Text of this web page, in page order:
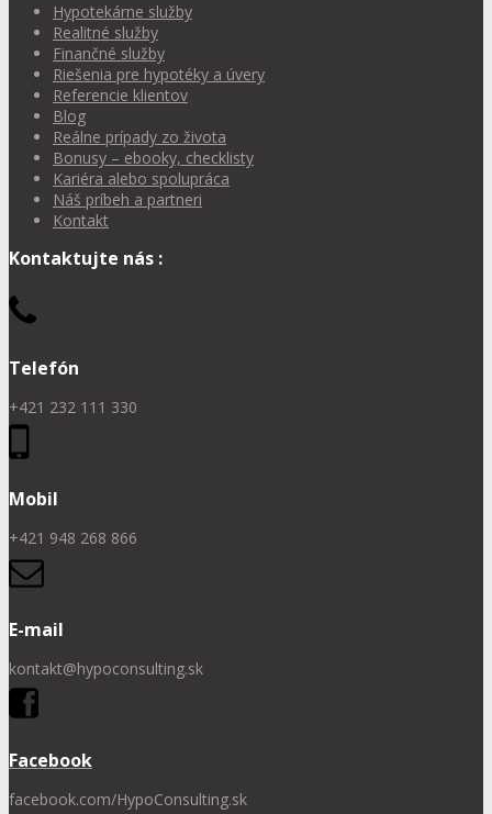
Hypotekárne služby
Realitné služby
Finančné služby
Riešenia pre hypotéky a úvery
Referencie klientov
Blog
Reálne prípady zo života
Bonusy – ebooky, checklisty
Kariéra alebo spolupráca
Náš príbeh a partneri
Kontakt
Kontaktujte nás :
Telefón
+421 232 111 330
Mobil
+421 948 268 866
E-mail
kontakt@hypoconsulting.sk
Facebook
facebook.com/HypoConsulting.sk